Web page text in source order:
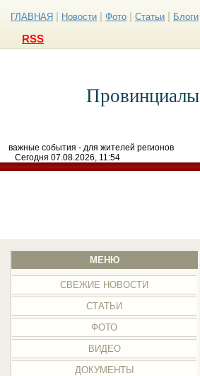
ГЛАВНАЯ Новости Фото Статьи Блоги
RSS
Провинциалы
важные события - для жителей регионов
Сегодня 07.08.2026, 11:54
МЕНЮ
СВЕЖИЕ НОВОСТИ
СТАТЬИ
ФОТО
ВИДЕО
ДОКУМЕНТЫ